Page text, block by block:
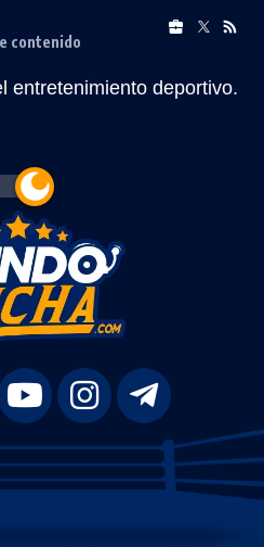
contenido
entretenimiento deportivo.